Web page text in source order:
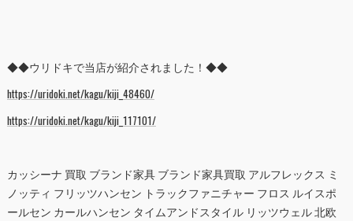
◆◆ウリドキで当店が紹介されました！◆◆
https://uridoki.net/kagu/kiji_48460/
https://uridoki.net/kagu/kiji_117101/
カッシーナ 買取 ブランド家具 ブランド家具買取 アルフレックス ミ
ノッティ フリッツハンセン トラックファニチャー フロス ルイスポ
ールセン カールハンセン タイムアンドスタイル リッツウェル 北欧